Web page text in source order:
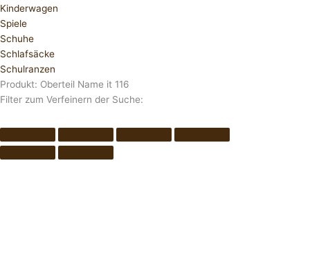
Kinderwagen
Spiele
Schuhe
Schlafsäcke
Schulranzen
Produkt: Oberteil Name it 116
Filter zum Verfeinern der Suche: